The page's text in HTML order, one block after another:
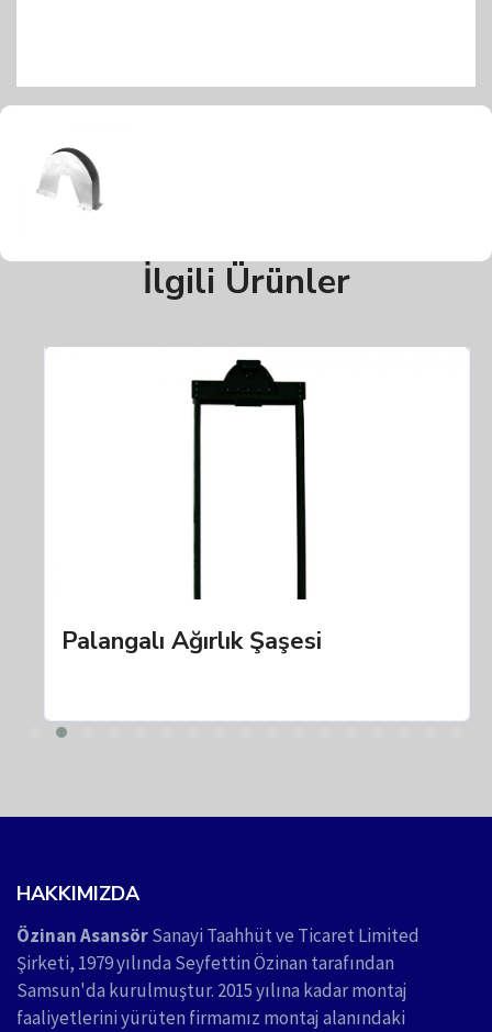
İlgili Ürünler
Palangalı Ağırlık Şaşesi
HAKKIMIZDA
Özinan AsansörSanayi Taahhüt ve Ticaret Limited
Şirketi, 1979 yılında Seyfettin Özinan tarafından
Samsun'da kurulmuştur. 2015 yılına kadar montaj
faaliyetlerini yürüten firmamız montaj alanındaki